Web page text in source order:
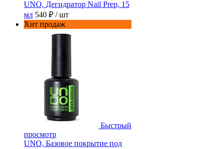
UNO, Дегидратор Nail Prep, 15
мл 540 ₽ / шт
Хит продаж
Быстрый
просмотр
UNO, Базовое покрытие под